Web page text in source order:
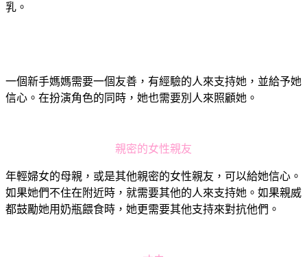
乳。
一個新手媽媽需要一個友善，有經驗的人來支持她，並給予她
信心。在扮演角色的同時，她也需要別人來照顧她。
親密的女性親友
年輕婦女的母親，或是其他親密的女性親友，可以給她信心。
如果她們不住在附近時，就需要其他的人來支持她。如果親威
都鼓勵她用奶瓶餵食時，她更需要其他支持來對抗他們。